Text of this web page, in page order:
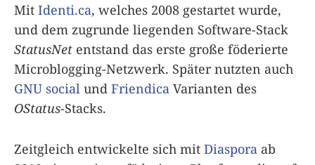
Mit Identi.ca, welches 2008 gestartet wurde,
und dem zugrunde liegenden Software-Stack
StatusNet entstand das erste große föderierte
Microblogging-Netzwerk. Später nutzten auch
GNU social und Friendica Varianten des
OStatus-Stacks.
Zeitgleich entwickelte sich mit Diaspora ab